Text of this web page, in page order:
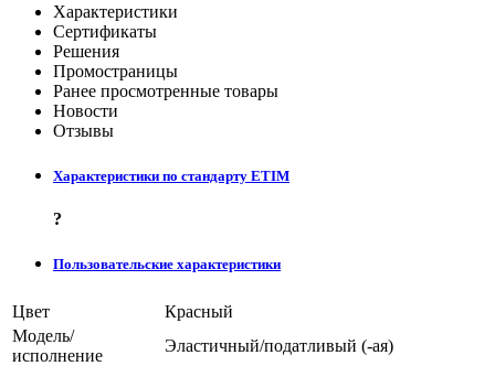
Характеристики
Сертификаты
Решения
Промостраницы
Ранее просмотренные товары
Новости
Отзывы
Характеристики по стандарту ETIM
?
Пользовательские характеристики
Цвет
Красный
Модель/
исполнение
Эластичный/податливый (-ая)